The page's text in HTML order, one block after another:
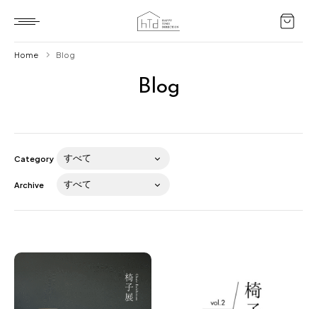
Blog
Home Blog
Category
Archive